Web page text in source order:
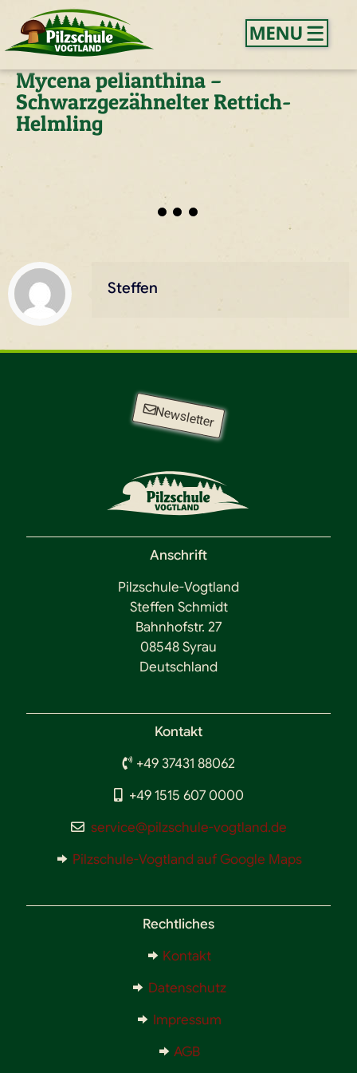
Mycena pelianthina –
Schwarzgezähnelter Rettich-
Helmling
Steffen
Newsletter
Anschrift
Pilzschule-Vogtland
Steffen Schmidt
Bahnhofstr. 27
08548 Syrau
Deutschland
Kontakt
+49 37431 88062
+49 1515 607 0000
service@pilzschule-vogtland.de
Pilzschule-Vogtland auf Google Maps
Rechtliches
Kontakt
Datenschutz
Impressum
AGB